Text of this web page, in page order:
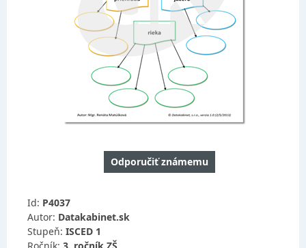
Odporučiť známemu
Id: P4037
Autor: Datakabinet.sk
Stupeň: ISCED 1